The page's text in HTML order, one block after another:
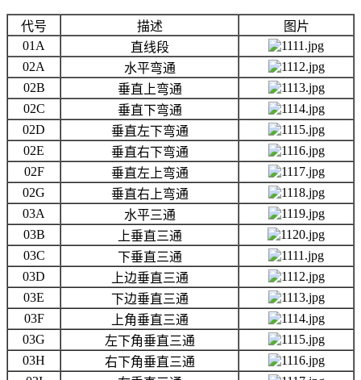
代号 描述
图片
01A
直线段
02A
水平弯通
02B
垂直上弯通
02C
垂直下弯通
02D
垂直左下弯通
02E
垂直右下弯通
02F
垂直左上弯通
02G
垂直右上弯通
03A
水平三通
03B
上垂直三通
03C
下垂直三通
03D
上边垂直三通
03E
下边垂直三通
03F
上角垂直三通
03G
左下角垂直三通
03H
右下角垂直三通